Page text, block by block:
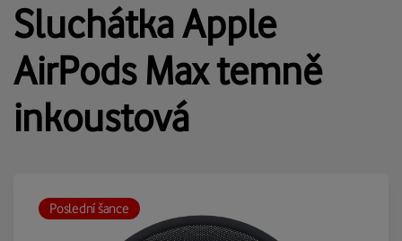
Sluchátka Apple
AirPods Max temně
inkoustová
Poslední šance